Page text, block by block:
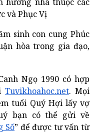
và Phục Vị
sinh con cung Phúc
hòa trong gia đạo,
Ngọ 1990 có hợp
Tuvikhoahoc.net. Mọi
tuổi Quý Hợi lấy vợ
bạn có thể gửi về
Số” để được tư vấn từ